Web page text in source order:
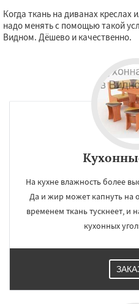
Когда ткань на диванах креслах
надо менять с помощью такой
Видном. Дёшево и качественно.
На кухне влажность более
Да и жир может капнуть на
временем ткань тускнеет, и
кухонных